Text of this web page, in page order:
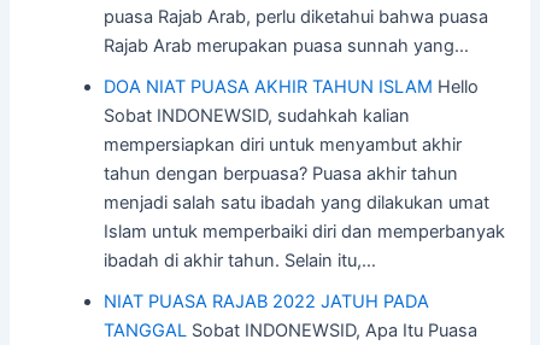
puasa Rajab Arab, perlu diketahui bahwa puasa
Rajab Arab merupakan puasa sunnah yang…
DOA NIAT PUASA AKHIR TAHUN ISLAM Hello
Sobat INDONEWSID, sudahkah kalian
mempersiapkan diri untuk menyambut akhir
tahun dengan berpuasa? Puasa akhir tahun
menjadi salah satu ibadah yang dilakukan umat
Islam untuk memperbaiki diri dan memperbanyak
ibadah di akhir tahun. Selain itu,…
NIAT PUASA RAJAB 2022 JATUH PADA
TANGGAL Sobat INDONEWSID, Apa Itu Puasa